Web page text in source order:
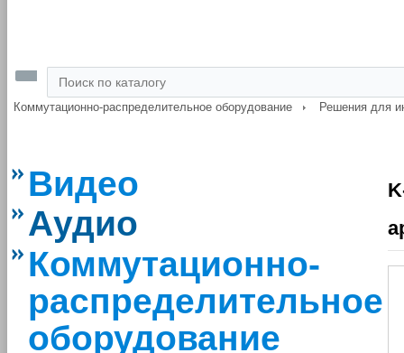
Коммутационно-распределительное оборудование Решения для
Видео
Аудио
Коммутационно-
распределительное
оборудование